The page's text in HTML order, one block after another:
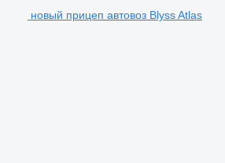
новый прицеп автовоз Blyss Atlas